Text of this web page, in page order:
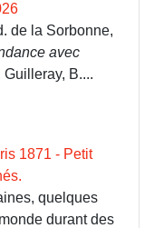
de la Sorbonne,
avec
B....
1871 - Petit
quelques
durant des